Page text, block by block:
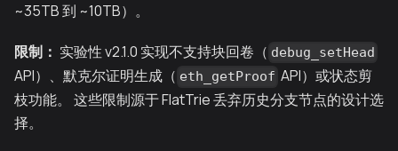
~35TB 到 ~10TB）。
限制： 实验性 v2.1.0 实现不支持块回卷（ debug_setHead
API）、默克尔证明生成（ eth_getProof API）或状态剪
枝功能。 这些限制源于 FlatTrie 丢弃历史分支节点的设计选
择。